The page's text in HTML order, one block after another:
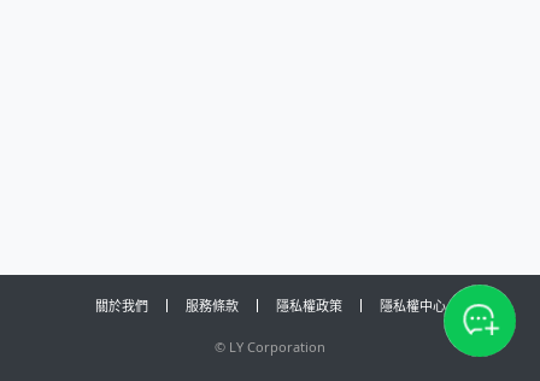
關於我們 服務條款 隱私權政策 隱私權中心
© LY Corporation